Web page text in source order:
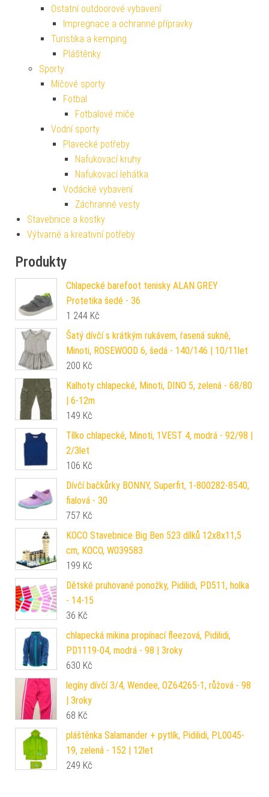
Ostatní outdoorové vybavení
Impregnace a ochranné přípravky
Turistika a kemping
Pláštěnky
Sporty
Míčové sporty
Fotbal
Fotbalové míče
Vodní sporty
Plavecké potřeby
Nafukovací kruhy
Nafukovací lehátka
Vodácké vybavení
Záchranné vesty
Stavebnice a kostky
Výtvarné a kreativní potřeby
Produkty
Chlapecké barefoot tenisky ALAN GREY
Protetika šedé - 36
1 244 Kč
Šatý dívčí s krátkým rukávem, řasená sukně,
Minoti, ROSEWOOD 6, šedá - 140/146 | 10/11let
200 Kč
Kalhoty chlapecké, Minoti, DINO 5, zelená - 68/80
| 6-12m
149 Kč
Tílko chlapecké, Minoti, 1VEST 4, modrá - 92/98 |
2/3let
106 Kč
Dívčí bačkůrky BONNY, Superfit, 1-800282-8540,
fialová - 30
757 Kč
KOCO Stavebnice Big Ben 523 dílků 12x8x11,5
cm, KOCO, W039583
199 Kč
Dětské pruhované ponožky, Pidilidi, PD511, holka
- 14-15
36 Kč
chlapecká mikina propínací fleezová, Pidilidi,
PD1119-04, modrá - 98 | 3roky
630 Kč
legíny dívčí 3/4, Wendee, OZ64265-1, růžová - 98
| 3roky
68 Kč
pláštěnka Salamander + pytlík, Pidilidi, PL0045-
19, zelená - 152 | 12let
249 Kč